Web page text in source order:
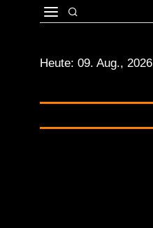
Heute: 09. Aug., 2026